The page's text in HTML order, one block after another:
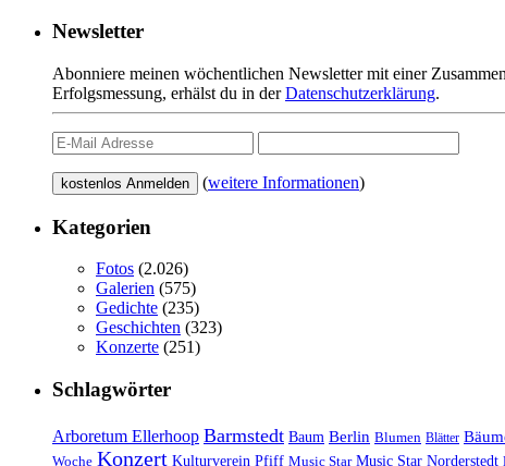
Newsletter
Abonniere meinen wöchentlichen Newsletter mit einer
Erfolgsmessung, erhälst du in derDatenschutzerklärung.
(weitere Informationen)
Kategorien
Fotos (2.026)
Galerien (575)
Gedichte (235)
Geschichten (323)
Konzerte (251)
Schlagwörter
Arboretum Ellerhoop Barmstedt Baum Berlin Blumen Blätter
Woche Konzert Kulturverein Pfiff Music Star Music Star Norderstedt